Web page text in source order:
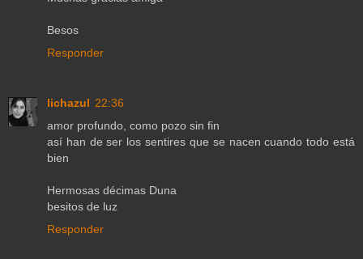
Besos
Responder
lichazul 22:36
amor profundo, como pozo sin fin
así han de ser los sentires que se nacen cuando todo está
bien
Hermosas décimas Duna
besitos de luz
Responder